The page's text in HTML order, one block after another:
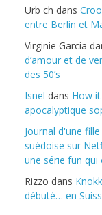
Urb ch dans
entre Berlin et
Virginie Garcia
d’amour et de
des 50’s
Isnel dans How
apocalyptique
Journal d'une
suédoise sur
une série fun qui
Rizzo dans
débuté… en